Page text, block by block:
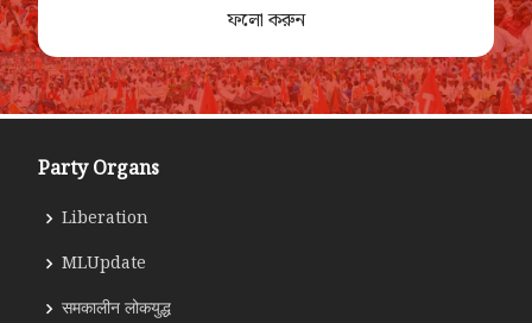
ফলো করুন
Party Organs
Liberation
MLUpdate
समकालीन लोकयुद्ध